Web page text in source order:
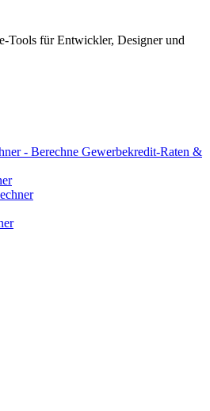
Tools für Entwickler, Designer und
- Berechne Gewerbekredit-Raten &